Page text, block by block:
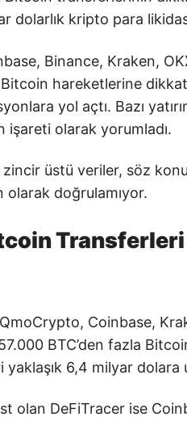
dolarlık kripto para
Binance, Kraken,
hareketlerine
yol açtı. Bazı
işareti olarak yorumladı.
üstü veriler, söz
olarak doğrulamıyor.
Transferleri
Coinbase,
BTC’den fazla
yaklaşık 6,4 milyar dolara
olan DeFiTracer ise